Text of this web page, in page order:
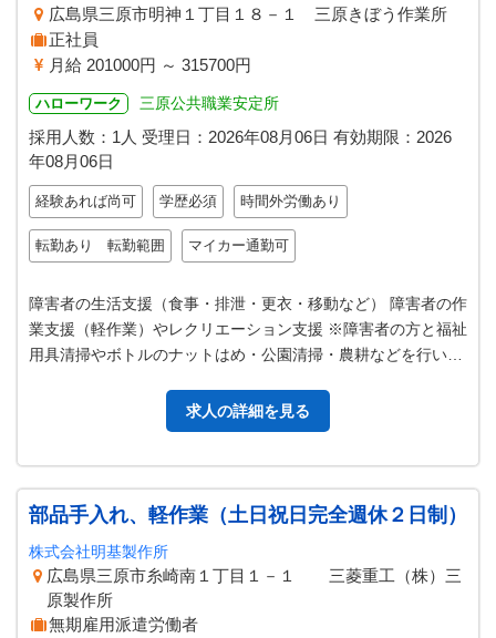
広島県三原市明神１丁目１８－１ 三原きぼう作業所
正社員
月給 201000円 ～ 315700円
ハローワーク 三原公共職業安定所
採用人数：1人 受理日： 2026年08月06日 有効期限： 2026
年08月06日
経験あれば尚可 学歴必須 時間外労働あり
転勤あり 転勤範囲 マイカー通勤可
障害者の生活支援（食事・排泄・更衣・移動など） 障害者の作
業支援（軽作業）やレクリエーション支援 ※障害者の方と福祉
用具清掃やボトルのナットはめ・公園清掃・農耕などを行いま
求人の詳細を見る
部品手入れ、軽作業（土日祝日完全週休２日制）
株式会社明基製作所
広島県三原市糸崎南１丁目１－１ 三菱重工（株）三
原製作所
無期雇用派遣労働者